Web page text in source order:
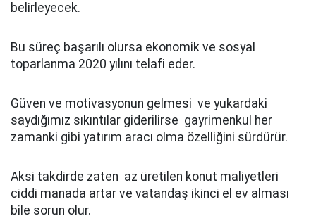
belirleyecek.
Bu süreç başarılı olursa ekonomik ve sosyal
toparlanma 2020 yılını telafi eder.
Güven ve motivasyonun gelmesi ve yukardaki
saydığımız sıkıntılar giderilirse gayrimenkul her
zamanki gibi yatırım aracı olma özelliğini sürdürür.
Aksi takdirde zaten az üretilen konut maliyetleri
ciddi manada artar ve vatandaş ikinci el ev alması
bile sorun olur.